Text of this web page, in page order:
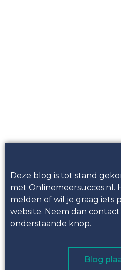
Deze blog is tot stand
met Onlinemeersucces.nl.
melden of wil je graag iets
website. Neem dan
onderstaande knop.
Blog